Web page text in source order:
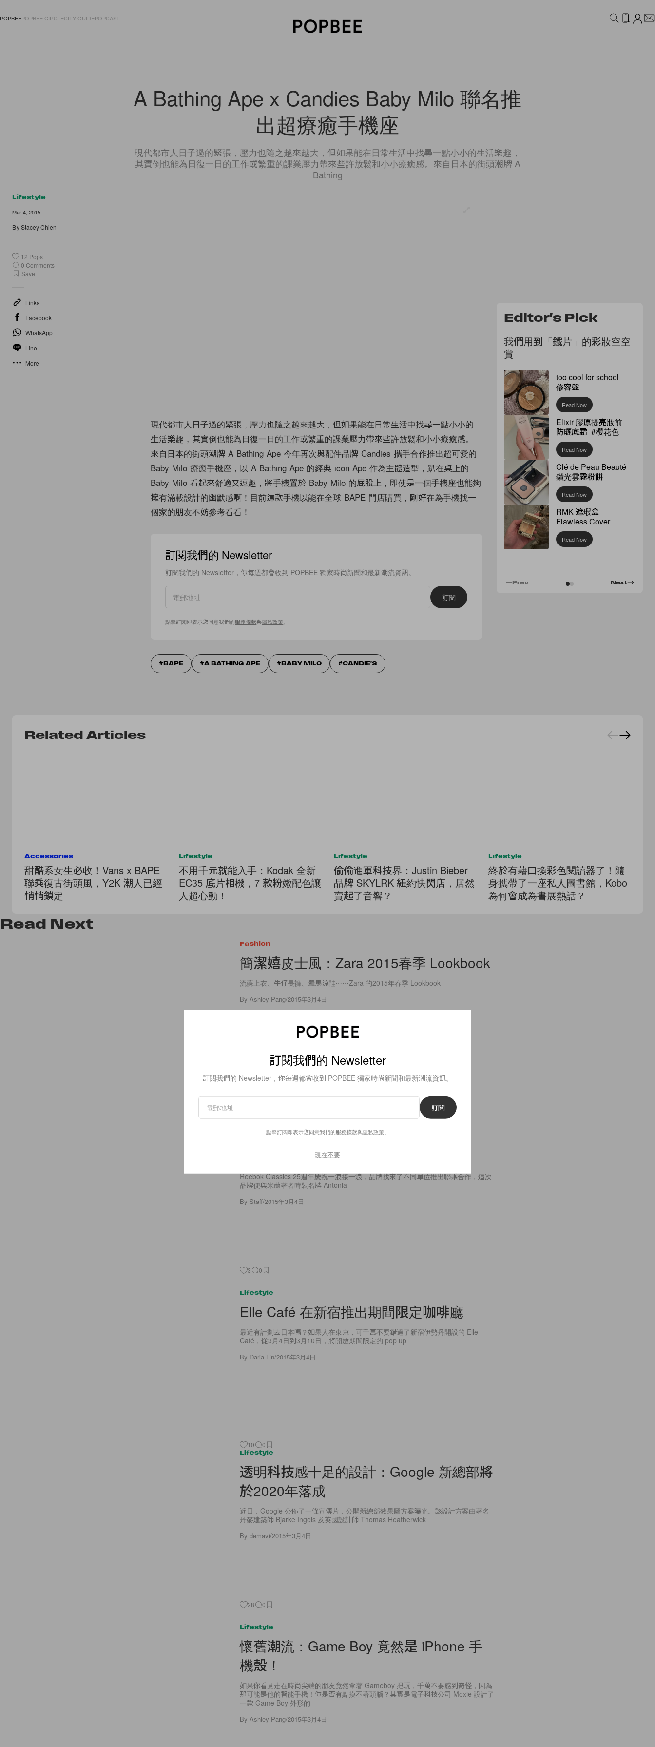
POPBEEPOPBEE CIRCLECITY GUIDEPOPCAST
A Bathing Ape x Candies Baby Milo 聯名推
出超療癒手機座
現代都市人日子過的緊張，壓力也隨之越來越大，但如果能在日常生活中找尋一點小小的生活樂趣，
其實倒也能為日復一日的工作或繁重的課業壓力帶來些許放鬆和小小療癒感。來自日本的街頭潮牌 A
Bathing
Lifestyle
Mar 4, 2015
ByStacey Chien
12 Pops
0 Comments
Save
Links
Facebook
WhatsApp
Line
More
現代都市人日子過的緊張，壓力也隨之越來越大，但如果能在日常生活中找尋一點小小的
生活樂趣，其實倒也能為日復一日的工作或繁重的課業壓力帶來些許放鬆和小小療癒感。
來自日本的街頭潮牌 A Bathing Ape 今年再次與配件品牌 Candies 攜手合作推出超可愛的
Baby Milo 療癒手機座，以 A Bathing Ape 的經典 icon Ape 作為主體造型，趴在桌上的
Baby Milo 看起來舒適又逗趣，將手機置於 Baby Milo 的屁股上，即使是一個手機座也能夠
擁有滿載設計的幽默感啊！目前這款手機以能在全球 BAPE 門店購買，剛好在為手機找一
個家的朋友不妨參考看看！
訂閱我們的 Newsletter
訂閱我們的 Newsletter，你每週都會收到 POPBEE 獨家時尚新聞和最新潮流資訊。
訂閱
點擊訂閱即表示您同意我們的服務條款與隱私政策
BAPE A BATHING APE BABY MILO CANDIE'S
Editor's Pick
我們用到「鐵片」的彩妝空空
賞
too cool for school
修容盤
Read Now
Elixir 膠原提亮妝前
防曬底霜 #櫻花色
Read Now
Clé de Peau Beauté
鑽光雲霧粉餅
Read Now
RMK 遮瑕盒
Flawless Cover
Concealer
Read Now
Next
Prev
Related Articles
Accessories
甜酷系女生必收！Vans x BAPE
聯乘復古街頭風，Y2K 潮人已經
悄悄鎖定
Lifestyle
不用千元就能入手：Kodak 全新
EC35 底片相機，7 款粉嫩配色讓
人超心動！
Lifestyle
偷偷進軍科技界：Justin Bieber
品牌 SKYLRK 紐約快閃店，居然
賣起了音響？
Lifestyle
終於有藉口換彩色閱讀器了！隨
身攜帶了一座私人圖書館，Kobo
為何會成為書展熱話？
Read Next
Fashion
簡潔嬉皮士風：Zara 2015春季 Lookbook
流蘇上衣、牛仔長褲、羅馬涼鞋⋯⋯Zara 的2015年春季 Lookbook
By Ashley Pang/2015年3月4日
4 0
Accessories
為慶祝 Reebok Classics 25週年，與
Antonia 聯名推出黑、白、金色特別版
Reebok Classics 25週年慶祝一浪接一浪，品牌找來了不同單位推出聯乘合作，這次
品牌便與米蘭著名時裝名牌 Antonia
By Staff/2015年3月4日
3 0
Lifestyle
Elle Café 在新宿推出期間限定咖啡廳
最近有計劃去日本嗎？如果人在東京，可千萬不要錯過了新宿伊勢丹開設的 Elle
Café，從3月4日到3月10日，將開放期間限定的 pop up
By Daria Lin/2015年3月4日
10 0
Lifestyle
透明科技感十​​足的設計：Google 新總部將
於2020年落成
近日，Google 公佈了一條宣傳片，公開新總部效果圖方案曝光。該設計方案由著名
丹麥建築師 Bjarke Ingels 及英國設計師 Thomas Heatherwick
By demavi/2015年3月4日
28 0
Lifestyle
懷舊潮流：Game Boy 竟然是 iPhone 手
機殼！
如果你看見走在時尚尖端的朋友竟然拿著 Gameboy 把玩，千萬不要感到奇怪，因為
那可能是他的智能手機！你是否有點摸不著頭腦？其實是電子科技公司 Moxie 設計了
一款 Game Boy 外形的
By Ashley Pang/2015年3月4日
訂閱我們的 Newsletter
訂閱我們的 Newsletter，你每週都會收到 POPBEE 獨家時尚新聞和最新潮流資訊。
訂閱
點擊訂閱即表示您同意我們的服務條款與隱私政策。
現在不要